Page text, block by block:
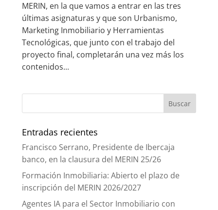
MERIN, en la que vamos a entrar en las tres
últimas asignaturas y que son Urbanismo,
Marketing Inmobiliario y Herramientas
Tecnológicas, que junto con el trabajo del
proyecto final, completarán una vez más los
contenidos...
Entradas recientes
Francisco Serrano, Presidente de Ibercaja
banco, en la clausura del MERIN 25/26
Formación Inmobiliaria: Abierto el plazo de
inscripción del MERIN 2026/2027
Agentes IA para el Sector Inmobiliario con